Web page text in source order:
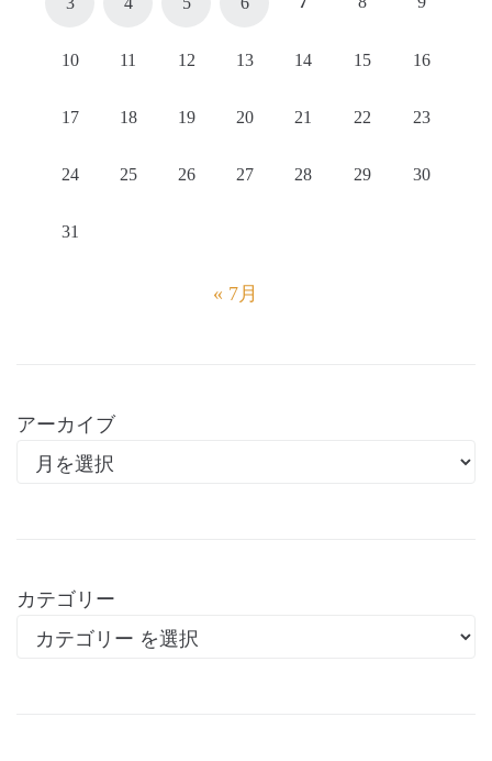
10 11 12 13 14 15 16
17 18 19 20 21 22 23
24 25 26 27 28 29 30
31
« 7月
アーカイブ
カテゴリー